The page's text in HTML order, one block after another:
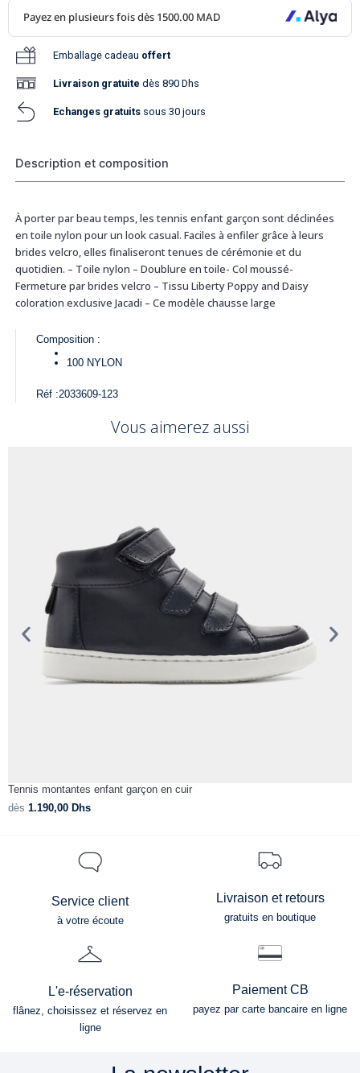
Emballage cadeau offert
Livraison gratuite dès 890 Dhs
Echanges gratuits sous 30 jours
Description et composition
À porter par beau temps, les tennis enfant garçon sont déclinées
en toile nylon pour un look casual. Faciles à enfiler grâce à leurs
brides velcro, elles finaliseront tenues de cérémonie et du
quotidien. – Toile nylon – Doublure en toile- Col moussé-
Fermeture par brides velcro – Tissu Liberty Poppy and Daisy
coloration exclusive Jacadi – Ce modèle chausse large
Composition :
100 NYLON
Réf :2033609-123
Vous aimerez aussi
Tennis montantes enfant garçon en cuir
dès 1.190,00 Dhs
Service client
à votre écoute
Livraison et retours
gratuits en boutique
L'e-réservation
flânez, choisissez et réservez en
ligne
Paiement CB
payez par carte bancaire en ligne